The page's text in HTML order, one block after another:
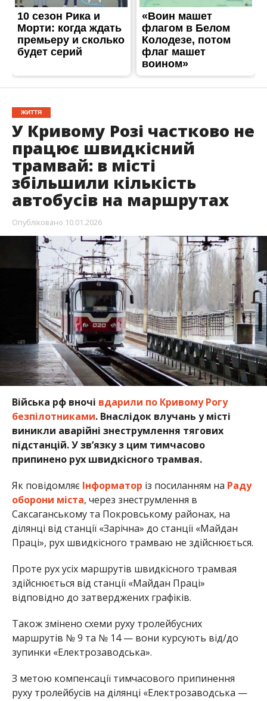
ЖИТТЯ
У Кривому Розі частково не
працює швидкісний
трамвай: в місті
збільшили кількість
автобусів на маршрутах
Опубліковано 10.01.2026
Війська рф вночі вдарили по Кривому Рогу
безпілотниками. Внаслідок влучань у місті
виникли аварійні знеструмлення тягових
підстанцій. У зв’язку з цим тимчасово
припинено рух швидкісного трамвая.
Як повідомляє Інформатор із посиланням на Раду
оборони міста, через знеструмлення в
Саксаганському та Покровському районах, на
ділянці від станції «Зарічна» до станції «Майдан
Праці», рух швидкісного трамваю не здійснюється.
Проте рух усіх маршрутів швидкісного трамвая
здійснюється від станції «Майдан Праці»
відповідно до затверджених графіків.
Також змінено схеми руху тролейбусних
маршрутів № 9 та № 14 — вони курсують від/до
зупинки «Електрозаводська».
З метою компенсації тимчасового припинення
руху тролейбусів на ділянці «Електрозаводська —